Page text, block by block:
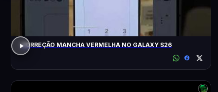
CORREÇÃO MANCHA VERMELHA NO GALAXY S26